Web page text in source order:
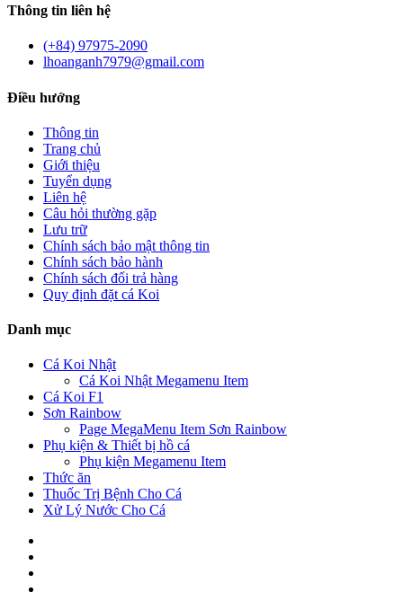
Thông tin liên hệ
(+84) 97975-2090
lhoanganh7979@gmail.com
Điều hướng
Thông tin
Trang chủ
Giới thiệu
Tuyển dụng
Liên hệ
Câu hỏi thường gặp
Lưu trữ
Chính sách bảo mật thông tin
Chính sách bảo hành
Chính sách đổi trả hàng
Quy định đặt cá Koi
Danh mục
Cá Koi Nhật
Cá Koi Nhật Megamenu Item
Cá Koi F1
Sơn Rainbow
Page MegaMenu Item Sơn Rainbow
Phụ kiện & Thiết bị hồ cá
Phụ kiện Megamenu Item
Thức ăn
Thuốc Trị Bệnh Cho Cá
Xử Lý Nước Cho Cá